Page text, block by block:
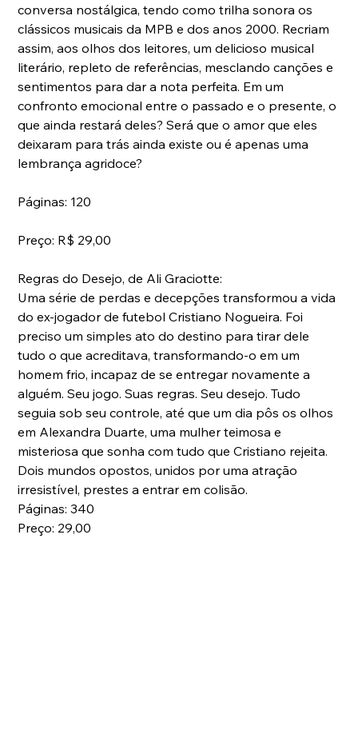
conversa nostálgica, tendo como trilha sonora os
clássicos musicais da MPB e dos anos 2000. Recriam
assim, aos olhos dos leitores, um delicioso musical
literário, repleto de referências, mesclando canções e
sentimentos para dar a nota perfeita. Em um
confronto emocional entre o passado e o presente, o
que ainda restará deles? Será que o amor que eles
deixaram para trás ainda existe ou é apenas uma
lembrança agridoce?
Páginas: 120
Preço: R$ 29,00
Regras do Desejo, de Ali Graciotte:
Uma série de perdas e decepções transformou a vida
do ex-jogador de futebol Cristiano Nogueira. Foi
preciso um simples ato do destino para tirar dele
tudo o que acreditava, transformando-o em um
homem frio, incapaz de se entregar novamente a
alguém. Seu jogo. Suas regras. Seu desejo. Tudo
seguia sob seu controle, até que um dia pôs os olhos
em Alexandra Duarte, uma mulher teimosa e
misteriosa que sonha com tudo que Cristiano rejeita.
Dois mundos opostos, unidos por uma atração
irresistível, prestes a entrar em colisão.
Páginas: 340
Preço: 29,00